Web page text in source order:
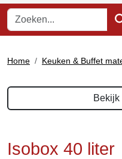
Home Keuken & Buffet
Bekijk
Isobox 40 liter